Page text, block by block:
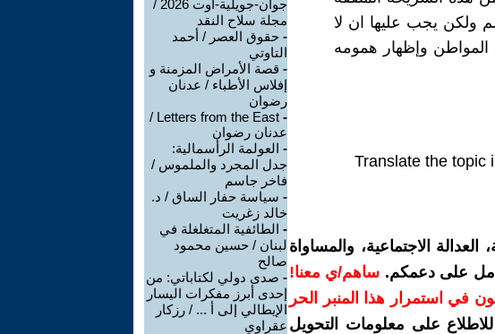
ولكن يجب عليها ان لا
المواطن وإظهار همومه
Translate the topic
الاجتماعية، والمساواة
على دعمكم. ساهم/ي معنا!
في استمرار هذا المنبر الحر
للاطلاع على معلومات التحويل
جوان-جويلية-اوت 2026 /
مجلة سلاح النقد
- حقوق العصر / أحمد
التاوتي
- قصة الأمراض المزمنة و
إفلاس الأطباء / عدنان
رضوان
-
Letters from the East /
عدنان رضوان
- العولمة الرأسمالية:
جدل المجرد والملموس /
فاخر جاسم
- سياسة حفار الساق / د.
خالد زغريت
- الطائفية المتغلغلة في
لبنان / حسين محمود
صالح
- صدى دولي لكتاباتي: من
إحدى أبرز مفكرات اليسار
الإيطالي إلى أ ... / رزكار
عقراوي